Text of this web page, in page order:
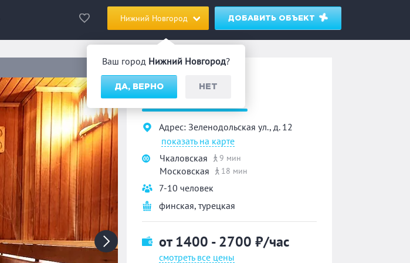
Нижний Новгород
Ваш город Нижний Новгород?
ДА, ВЕРНО НЕТ
ДОБАВИТЬ ОБЪЕКТ
Сауна
«Аква-On»
Адрес: Зеленодольская ул., д. 12
показать на карте
Чкаловская
9 мин
Московская 18 мин
7-10 человек
финская, турецкая
от 1400 - 2700 ₽/час
смотреть все цены